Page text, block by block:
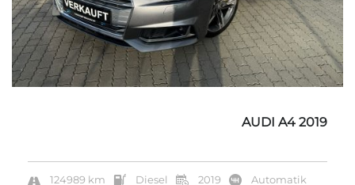
AUDI A4 2019
124989 km Diesel 2019 Automatik